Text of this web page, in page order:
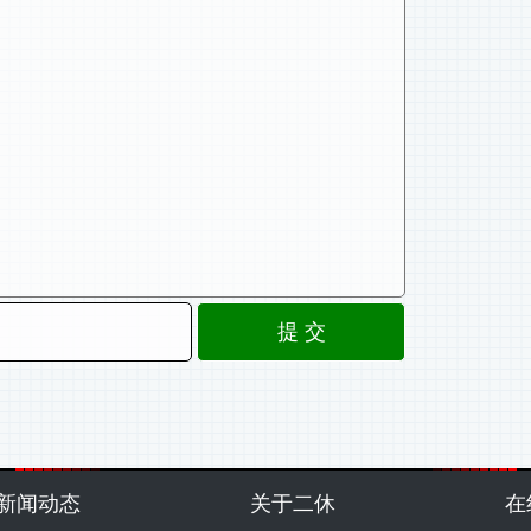
闻动态 关于二休 在